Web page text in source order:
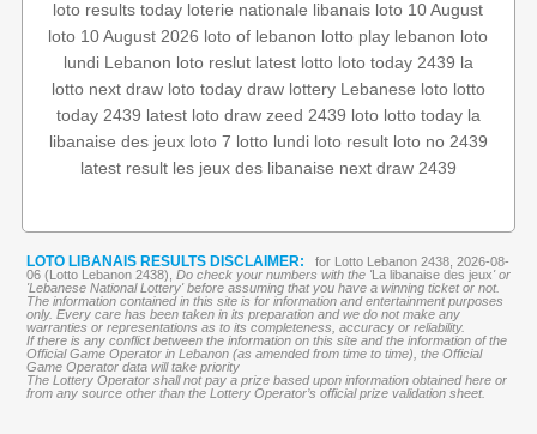
loto results today loterie nationale libanais loto 10 August
loto 10 August 2026 loto of lebanon lotto play lebanon loto
lundi Lebanon loto reslut latest lotto loto today 2439 la
lotto next draw loto today draw lottery Lebanese loto lotto
today 2439 latest loto draw zeed 2439 loto lotto today la
libanaise des jeux loto 7 lotto lundi loto result loto no 2439
latest result les jeux des libanaise next draw 2439
LOTO LIBANAIS RESULTS DISCLAIMER:
for Lotto Lebanon 2438, 2026-08-
06 (Lotto Lebanon 2438), Do check your numbers with the 'La libanaise des jeux' or
'Lebanese National Lottery' before assuming that you have a winning ticket or not.
The information contained in this site is for information and entertainment purposes
only. Every care has been taken in its preparation and we do not make any
warranties or representations as to its completeness, accuracy or reliability.
If there is any conflict between the information on this site and the information of the
Official Game Operator in Lebanon (as amended from time to time), the Official
Game Operator data will take priority
The Lottery Operator shall not pay a prize based upon information obtained here or
from any source other than the Lottery Operator’s official prize validation sheet.